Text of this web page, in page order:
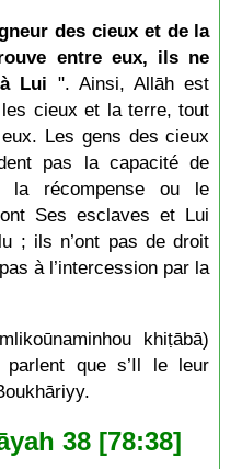
des cieux et de la
entre eux, ils ne
Lui ". Ainsi, Allāh est
cieux et la terre, tout
Les gens des cieux
pas la capacité de
la récompense ou le
Ses esclaves et Lui
; ils n’ont pas de droit
à l’intercession par la
khiṭābā)
parlent que s’Il le leur
38 [78:38]